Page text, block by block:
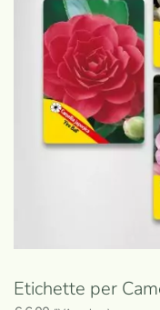
Etichette per